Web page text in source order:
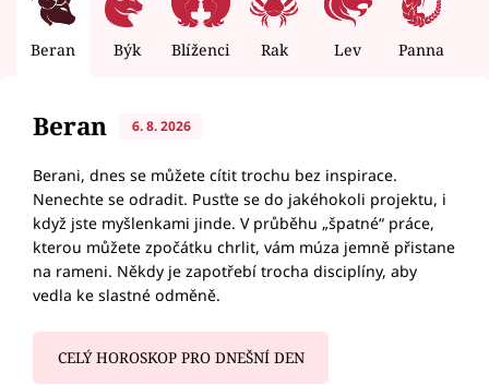
Beran Býk Blíženci Rak Lev Panna
Beran 6. 8. 2026
Berani, dnes se můžete cítit trochu bez inspirace.
Nenechte se odradit. Pusťte se do jakéhokoli projektu, i
když jste myšlenkami jinde. V průběhu „špatné“ práce,
kterou můžete zpočátku chrlit, vám múza jemně přistane
na rameni. Někdy je zapotřebí trocha disciplíny, aby
vedla ke slastné odměně.
CELÝ HOROSKOP PRO DNEŠNÍ DEN